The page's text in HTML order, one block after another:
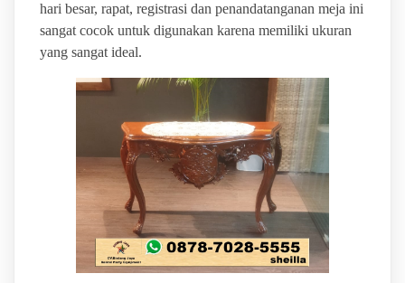
hari besar, rapat, registrasi dan penandatanganan meja ini
sangat cocok untuk digunakan karena memiliki ukuran
yang sangat ideal.